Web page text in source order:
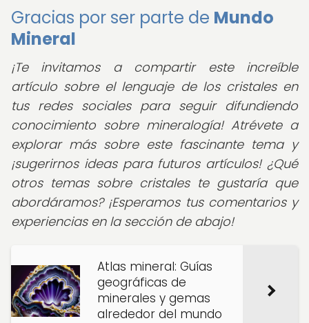
Gracias por ser parte de Mundo
Mineral
¡Te invitamos a compartir este increíble
artículo sobre el lenguaje de los cristales en
tus redes sociales para seguir difundiendo
conocimiento sobre mineralogía!Atrévete a
explorar más sobre este fascinante tema y
¡sugerirnos ideas para futuros artículos! ¿Qué
otros temas sobre cristales te gustaría que
abordáramos? ¡Esperamos tus comentarios y
experiencias en la sección de abajo!
Atlas mineral: Guías
geográficas de
minerales y gemas
alrededor del mundo